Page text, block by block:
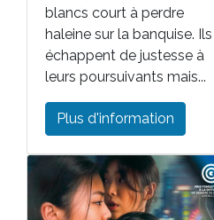
blancs court à perdre
haleine sur la banquise. Ils
échappent de justesse à
leurs poursuivants mais...
Plus d'information